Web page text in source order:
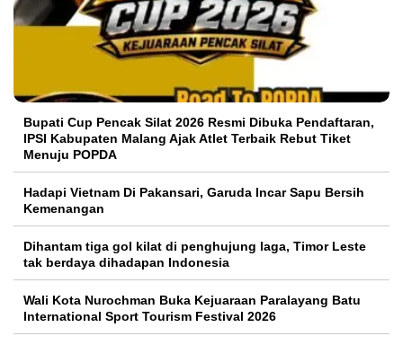
Bupati Cup Pencak Silat 2026 Resmi Dibuka Pendaftaran,
IPSI Kabupaten Malang Ajak Atlet Terbaik Rebut Tiket
Menuju POPDA
Hadapi Vietnam Di Pakansari, Garuda Incar Sapu Bersih
Kemenangan
Dihantam tiga gol kilat di penghujung laga, Timor Leste
tak berdaya dihadapan Indonesia
Wali Kota Nurochman Buka Kejuaraan Paralayang Batu
International Sport Tourism Festival 2026